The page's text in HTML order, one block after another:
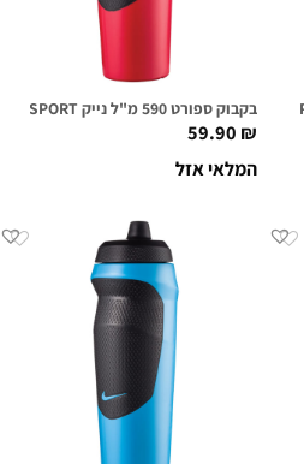
בקבוק ספורט 590 מ"ל נייק NIKE HYPERSPORT אדום
59.90₪
המלאי אזל